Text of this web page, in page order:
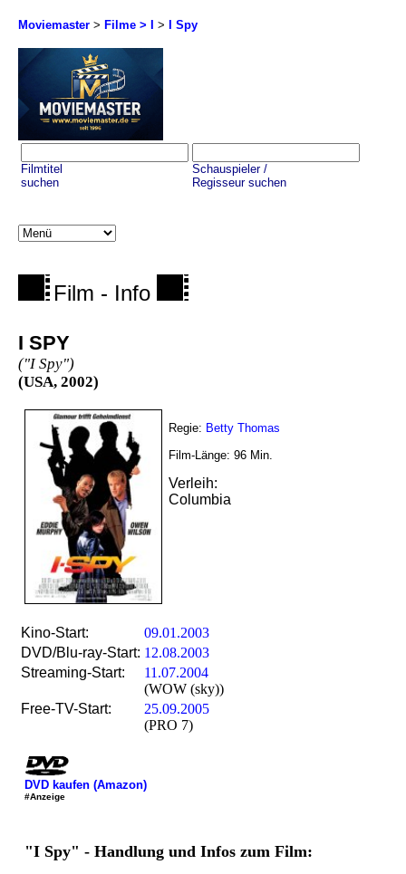
Moviemaster > Filme > I > I Spy
Filmtitel
suchen
Schauspieler /
Regisseur suchen
Film - Info
I SPY
("I Spy")
(USA, 2002)
Regie: Betty Thomas
Film-Länge: 96 Min.
Verleih:
Columbia
Kino-Start:
09.01.2003
DVD/Blu-ray-Start: 12.08.2003
Streaming-Start:
11.07.2004
(WOW (sky))
Free-TV-Start:
25.09.2005
(PRO 7)
DVD kaufen (Amazon)
#Anzeige
"I Spy" - Handlung und Infos zum Film: